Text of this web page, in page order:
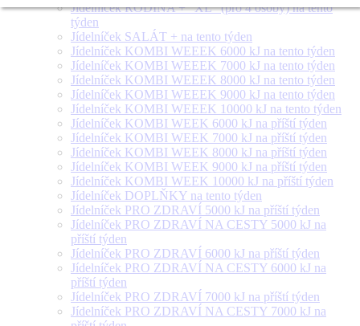
Jídelníček RODINA + "XL" (pro 4 osoby) na tento
týden
Jídelníček SALÁT + na tento týden
Jídelníček KOMBI WEEEK 6000 kJ na tento týden
Jídelníček KOMBI WEEEK 7000 kJ na tento týden
Jídelníček KOMBI WEEEK 8000 kJ na tento týden
Jídelníček KOMBI WEEEK 9000 kJ na tento týden
Jídelníček KOMBI WEEEK 10000 kJ na tento týden
Jídelníček KOMBI WEEK 6000 kJ na příští týden
Jídelníček KOMBI WEEK 7000 kJ na příští týden
Jídelníček KOMBI WEEK 8000 kJ na příští týden
Jídelníček KOMBI WEEK 9000 kJ na příští týden
Jídelníček KOMBI WEEK 10000 kJ na příští týden
Jídelníček DOPLŇKY na tento týden
Jídelníček PRO ZDRAVÍ 5000 kJ na příští týden
Jídelníček PRO ZDRAVÍ NA CESTY 5000 kJ na
příští týden
Jídelníček PRO ZDRAVÍ 6000 kJ na příští týden
Jídelníček PRO ZDRAVÍ NA CESTY 6000 kJ na
příští týden
Jídelníček PRO ZDRAVÍ 7000 kJ na příští týden
Jídelníček PRO ZDRAVÍ NA CESTY 7000 kJ na